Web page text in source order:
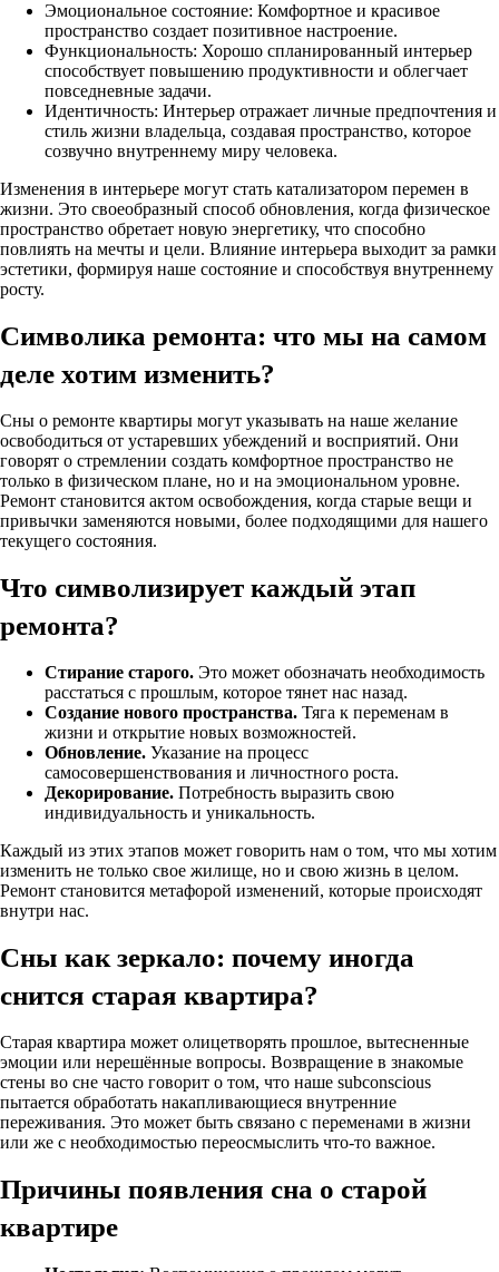
Эмоциональное состояние: Комфортное и красивое
пространство создает позитивное настроение.
Функциональность: Хорошо спланированный интерьер
способствует повышению продуктивности и облегчает
повседневные задачи.
Идентичность: Интерьер отражает личные предпочтения и
стиль жизни владельца, создавая пространство, которое
созвучно внутреннему миру человека.
Изменения в интерьере могут стать катализатором перемен в
жизни. Это своеобразный способ обновления, когда физическое
пространство обретает новую энергетику, что способно
повлиять на мечты и цели. Влияние интерьера выходит за рамки
эстетики, формируя наше состояние и способствуя внутреннему
росту.
Символика ремонта: что мы на самом
деле хотим изменить?
Сны о ремонте квартиры могут указывать на наше желание
освободиться от устаревших убеждений и восприятий. Они
говорят о стремлении создать комфортное пространство не
только в физическом плане, но и на эмоциональном уровне.
Ремонт становится актом освобождения, когда старые вещи и
привычки заменяются новыми, более подходящими для нашего
текущего состояния.
Что символизирует каждый этап
ремонта?
Стирание старого. Это может обозначать необходимость
расстаться с прошлым, которое тянет нас назад.
Создание нового пространства. Тяга к переменам в
жизни и открытие новых возможностей.
Обновление. Указание на процесс
самосовершенствования и личностного роста.
Декорирование. Потребность выразить свою
индивидуальность и уникальность.
Каждый из этих этапов может говорить нам о том, что мы хотим
изменить не только свое жилище, но и свою жизнь в целом.
Ремонт становится метафорой изменений, которые происходят
внутри нас.
Сны как зеркало: почему иногда
снится старая квартира?
Старая квартира может олицетворять прошлое, вытесненные
эмоции или нерешённые вопросы. Возвращение в знакомые
стены во сне часто говорит о том, что наше subconscious
пытается обработать накапливающиеся внутренние
переживания. Это может быть связано с переменами в жизни
или же с необходимостью переосмыслить что-то важное.
Причины появления сна о старой
квартире